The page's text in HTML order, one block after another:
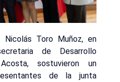
Toro Muñoz, en
de Desarrollo
sostuvieron un
de la junta